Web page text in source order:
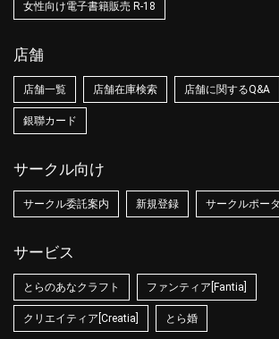
女性向け電子書籍販売 R-18
店舗
店舗一覧 店舗在庫検索 店舗に関するQ&A
銀聯カード
サークル向け
サークル委託案内 新規登録 サークルポー
サービス
とらのあなクラフト ファンティア[Fantia]
クリエイティア[Creatia] とら婚